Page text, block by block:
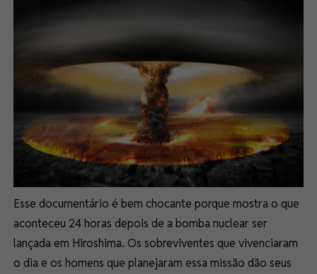
Esse documentário é bem chocante porque mostra o que
aconteceu 24 horas depois de a bomba nuclear ser
lançada em Hiroshima. Os sobreviventes que vivenciaram
o dia e os homens que planejaram essa missão dão seus